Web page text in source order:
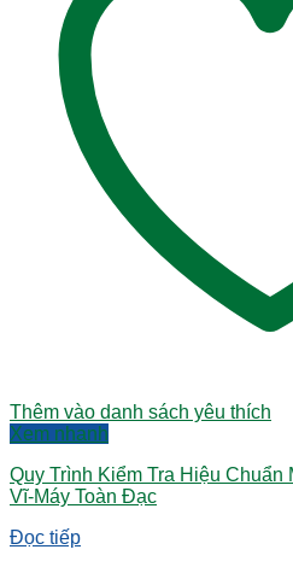
Thêm vào danh sách yêu thích
Xem nhanh
Quy Trình Kiểm Tra Hiệu Chuẩn
Vĩ-Máy Toàn Đạc
Đọc tiếp